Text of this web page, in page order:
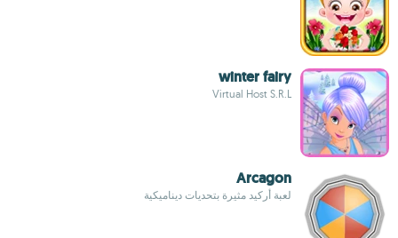
winter fairy
Virtual Host S.R.L
Arcagon
لعبة أركيد مثيرة بتحديات ديناميكية